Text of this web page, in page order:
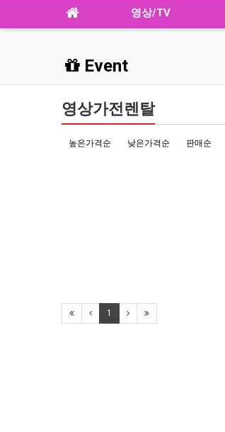
영상/TV
Event
영상가전렌탈
높은가격순 낮은가격순 판매순
1